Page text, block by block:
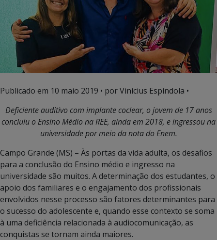
Publicado em 10 maio 2019 • por Vinícius Espíndola •
Deficiente auditivo com implante coclear, o jovem de 17 anos
concluiu o Ensino Médio na REE, ainda em 2018, e ingressou na
universidade por meio da nota do Enem.
Campo Grande (MS) – Às portas da vida adulta, os desafios
para a conclusão do Ensino médio e ingresso na
universidade são muitos. A determinação dos estudantes, o
apoio dos familiares e o engajamento dos profissionais
envolvidos nesse processo são fatores determinantes para
o sucesso do adolescente e, quando esse contexto se soma
à uma deficiência relacionada à audiocomunicação, as
conquistas se tornam ainda maiores.